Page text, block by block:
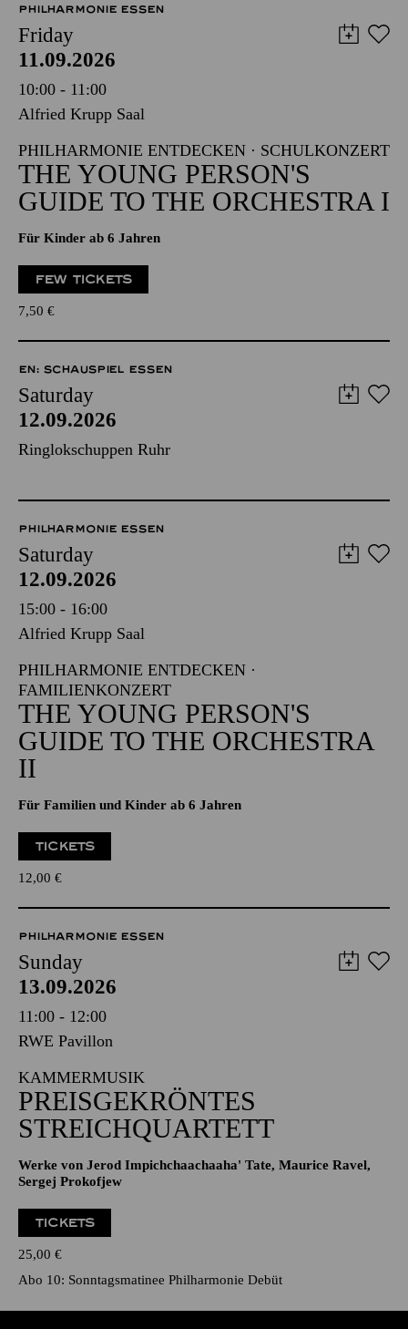
PHILHARMONIE ESSEN
Friday
11.09.2026
10:00 - 11:00
Alfried Krupp Saal
PHILHARMONIE ENTDECKEN · SCHULKONZERT
THE YOUNG PERSON'S
GUIDE TO THE ORCHESTRA I
Für Kinder ab 6 Jahren
FEW TICKETS
7,50 €
EN: SCHAUSPIEL ESSEN
Saturday
12.09.2026
Ringlokschuppen Ruhr
PHILHARMONIE ESSEN
Saturday
12.09.2026
15:00 - 16:00
Alfried Krupp Saal
PHILHARMONIE ENTDECKEN ·
FAMILIENKONZERT
THE YOUNG PERSON'S
GUIDE TO THE ORCHESTRA
II
Für Familien und Kinder ab 6 Jahren
TICKETS
12,00 €
PHILHARMONIE ESSEN
Sunday
13.09.2026
11:00 - 12:00
RWE Pavillon
KAMMERMUSIK
PREISGEKRÖNTES
STREICHQUARTETT
Werke von Jerod Impichchaachaaha' Tate, Maurice Ravel,
Sergej Prokofjew
TICKETS
25,00 €
Abo 10: Sonntagsmatinee Philharmonie Debüt